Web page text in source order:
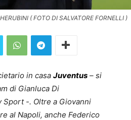
( FOTO DI SALVATORE FORNELLI )
in casa Juventus – si
di Gianluca Di
Sport -. Oltre a Giovanni
al Napoli, anche Federico